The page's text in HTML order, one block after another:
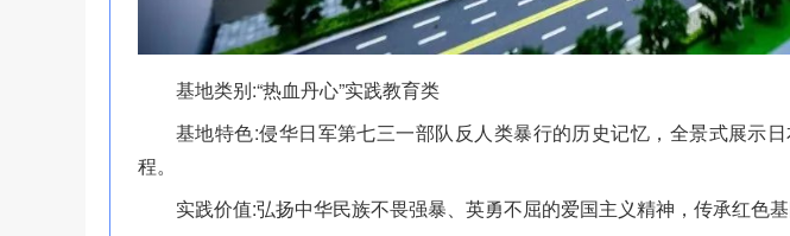
基地类别:“热血丹心”实践教育类
基地特色:侵华日军第七三一部队反人类暴行的历史记忆，全景式展示
程。
实践价值:弘扬中华民族不畏强暴、英勇不屈的爱国主义精神，传承红色基